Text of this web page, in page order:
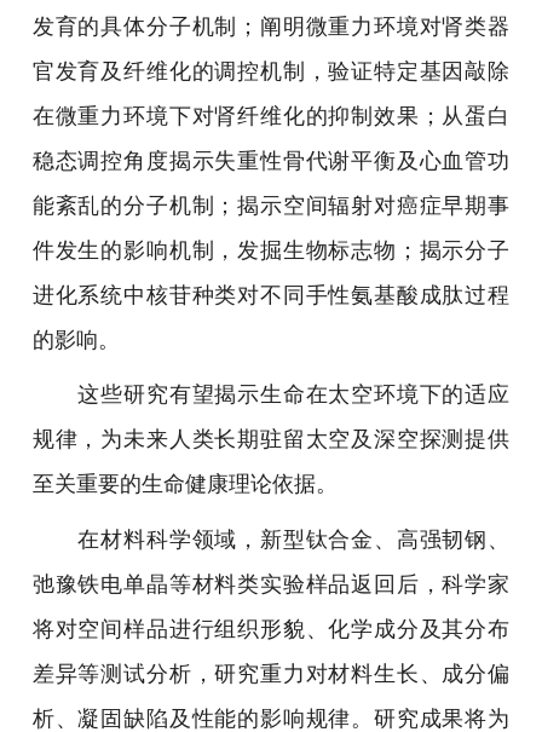
发育的具体分子机制；阐明微重力环境对肾类器
官发育及纤维化的调控机制，验证特定基因敲除
在微重力环境下对肾纤维化的抑制效果；从蛋白
稳态调控角度揭示失重性骨代谢平衡及心血管功
能紊乱的分子机制；揭示空间辐射对癌症早期事
件发生的影响机制，发掘生物标志物；揭示分子
进化系统中核苷种类对不同手性氨基酸成肽过程
的影响。
这些研究有望揭示生命在太空环境下的适应
规律，为未来人类长期驻留太空及深空探测提供
至关重要的生命健康理论依据。
在材料科学领域，新型钛合金、高强韧钢、
弛豫铁电单晶等材料类实验样品返回后，科学家
将对空间样品进行组织形貌、化学成分及其分布
差异等测试分析，研究重力对材料生长、成分偏
析、凝固缺陷及性能的影响规律。研究成果将为